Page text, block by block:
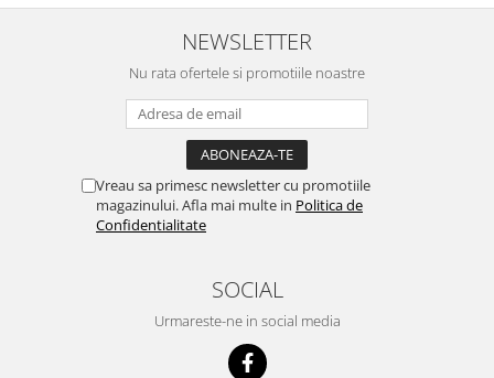
NEWSLETTER
Nu rata ofertele si promotiile noastre
Vreau sa primesc newsletter cu promotiile
magazinului. Afla mai multe in Politica de
Confidentialitate
SOCIAL
Urmareste-ne in social media